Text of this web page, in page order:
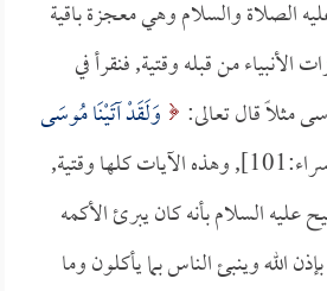
الصلاة والسلام وهي معجزة باقية
من قبله وقتية, فنقرأ في
مثلاً قال تعالى:
وَلَقَدْ آتَيْنَا مُوسَى
[الإسراء:101], وهذه الآيات كلها وقتية,
عليه السلام بأنه كان يبرئ الأكمه
الله وينبئ الناس بما يأكلون وما